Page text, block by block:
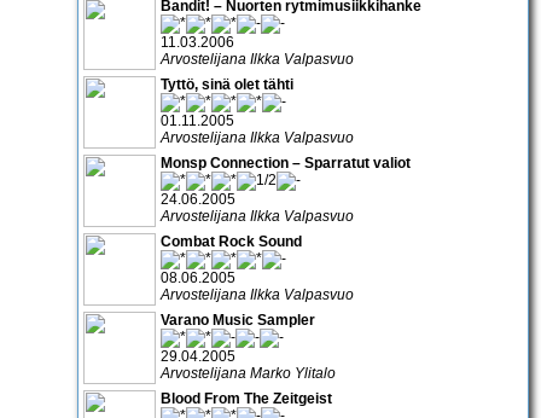
Bandit! – Nuorten rytmimusiikkihanke
11.03.2006
Arvostelijana Ilkka Valpasvuo
Tyttö, sinä olet tähti
01.11.2005
Arvostelijana Ilkka Valpasvuo
Monsp Connection – Sparratut valiot
24.06.2005
Arvostelijana Ilkka Valpasvuo
Combat Rock Sound
08.06.2005
Arvostelijana Ilkka Valpasvuo
Varano Music Sampler
29.04.2005
Arvostelijana Marko Ylitalo
Blood From The Zeitgeist